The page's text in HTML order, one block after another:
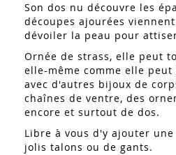
Son dos nu découvre les
découpes ajourées
dévoiler la peau pour
Ornée de strass, elle peut
elle-même comme elle
avec d'autres bijoux de
chaînes de ventre, des
encore et surtout de dos.
Libre à vous d'y ajouter
jolis talons ou de gants.